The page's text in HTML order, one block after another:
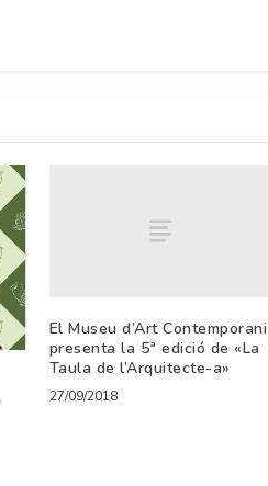
El Museu d’Art Contemporani
presenta la 5ª edició de «La
Taula de l’Arquitecte-a»
27/09/2018